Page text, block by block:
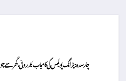
چارسدہ: پڑانگ پولیس کی کامیاب کارروائی، گھر